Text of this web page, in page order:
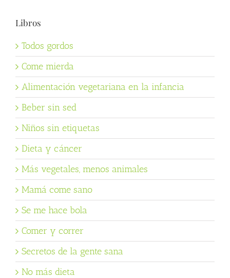
Libros
Todos gordos
Come mierda
Alimentación vegetariana en la infancia
Beber sin sed
Niños sin etiquetas
Dieta y cáncer
Más vegetales, menos animales
Mamá come sano
Se me hace bola
Comer y correr
Secretos de la gente sana
No más dieta